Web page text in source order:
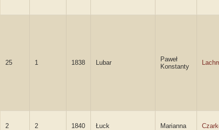
25 1 1838 Lubar
Paweł
Konstanty
2 2 1840 Łuck Marianna